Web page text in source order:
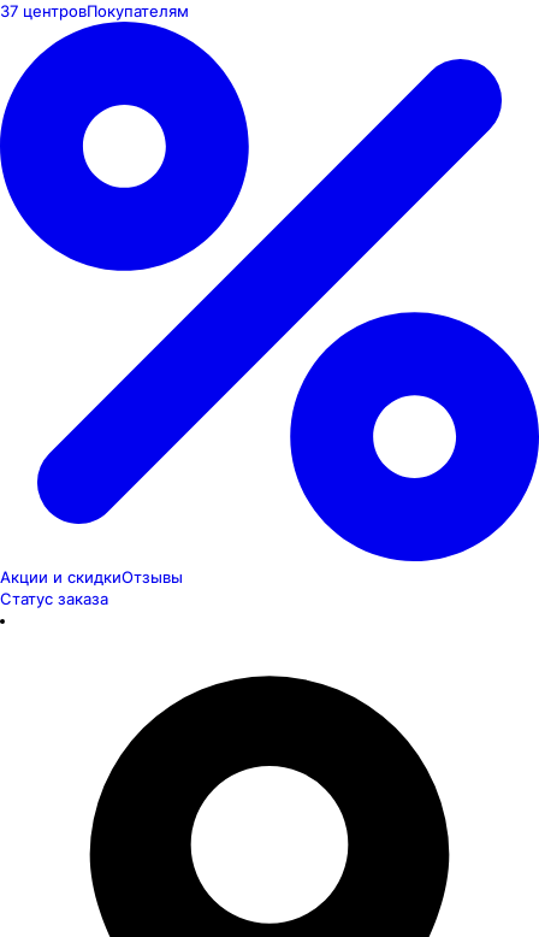
37 центровПокупателям
Акции и скидкиОтзывы
Статус заказа